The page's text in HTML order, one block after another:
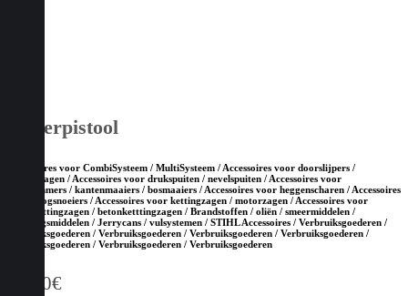
Smeerpistool
Accessoires voor CombiSysteem / MultiSysteem / Accessoires voor doorslijpers /
bandenzagen / Accessoires voor drukspuiten / nevelspuiten / Accessoires voor
grastrimmers / kantenmaaiers / bosmaaiers / Accessoires voor heggenscharen / Accessoires
voor hoogsnoeiers / Accessoires voor kettingzagen / motorzagen / Accessoires voor
steenketttingzagen / betonketttingzagen / Brandstoffen / oliën / smeermiddelen /
reinigingsmiddelen / Jerrycans / vulsystemen / STIHL Accessoires / Verbruiksgoederen /
Verbruiksgoederen / Verbruiksgoederen / Verbruiksgoederen / Verbruiksgoederen /
Verbruiksgoederen / Verbruiksgoederen / Verbruiksgoederen
16,20€